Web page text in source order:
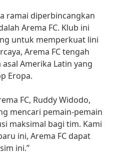
ramai diperbincangkan
Arema FC. Klub ini
untuk memperkuat lini
Arema FC tengah
Amerika Latin yang
Eropa.
FC, Ruddy Widodo,
mencari pemain-pemain
maksimal bagi tim. Kami
ini, Arema FC dapat
ini.”